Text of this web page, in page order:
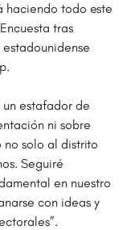
haciendo todo este
tras
estafador de
ni sobre
no solo al distrito
Seguiré
en nuestro
con ideas y